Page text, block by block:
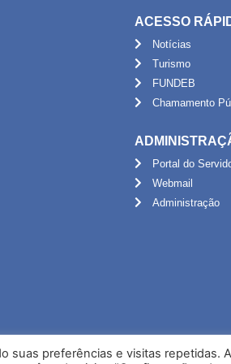
ACESSO
Notícias
Turismo
FUNDEB
Chamamento
Portal do
Webmail
Administração
suas preferências e visitas repetidas.